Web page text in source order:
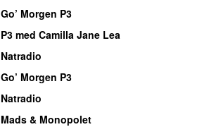
Go’ Morgen P3
P3 med Camilla Jane Lea
Natradio
Go’ Morgen P3
Natradio
Mads & Monopolet